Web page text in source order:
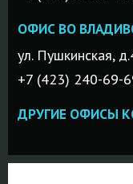
ОФИС ВО
ул. Пушкинская,
+7 (423) 240-69-
ДРУГИЕ ОФИСЫ